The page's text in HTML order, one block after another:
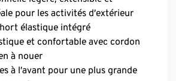
pour les activités d’extérieur
élastique intégré
et confortable avec cordon
à nouer
à l’avant pour une plus grande